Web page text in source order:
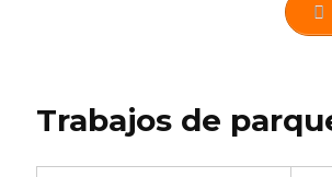
Trabajos de